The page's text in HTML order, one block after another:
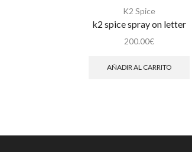
K2 Spice
k2 spice spray on letter
200.00€
AÑADIR AL CARRITO